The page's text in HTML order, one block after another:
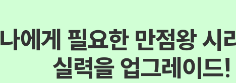
나에게 필요한 만점왕 시
실력을 업그레이드!